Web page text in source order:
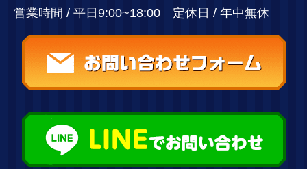
営業時間 / 平日9:00~18:00 定休日 / 年中無休